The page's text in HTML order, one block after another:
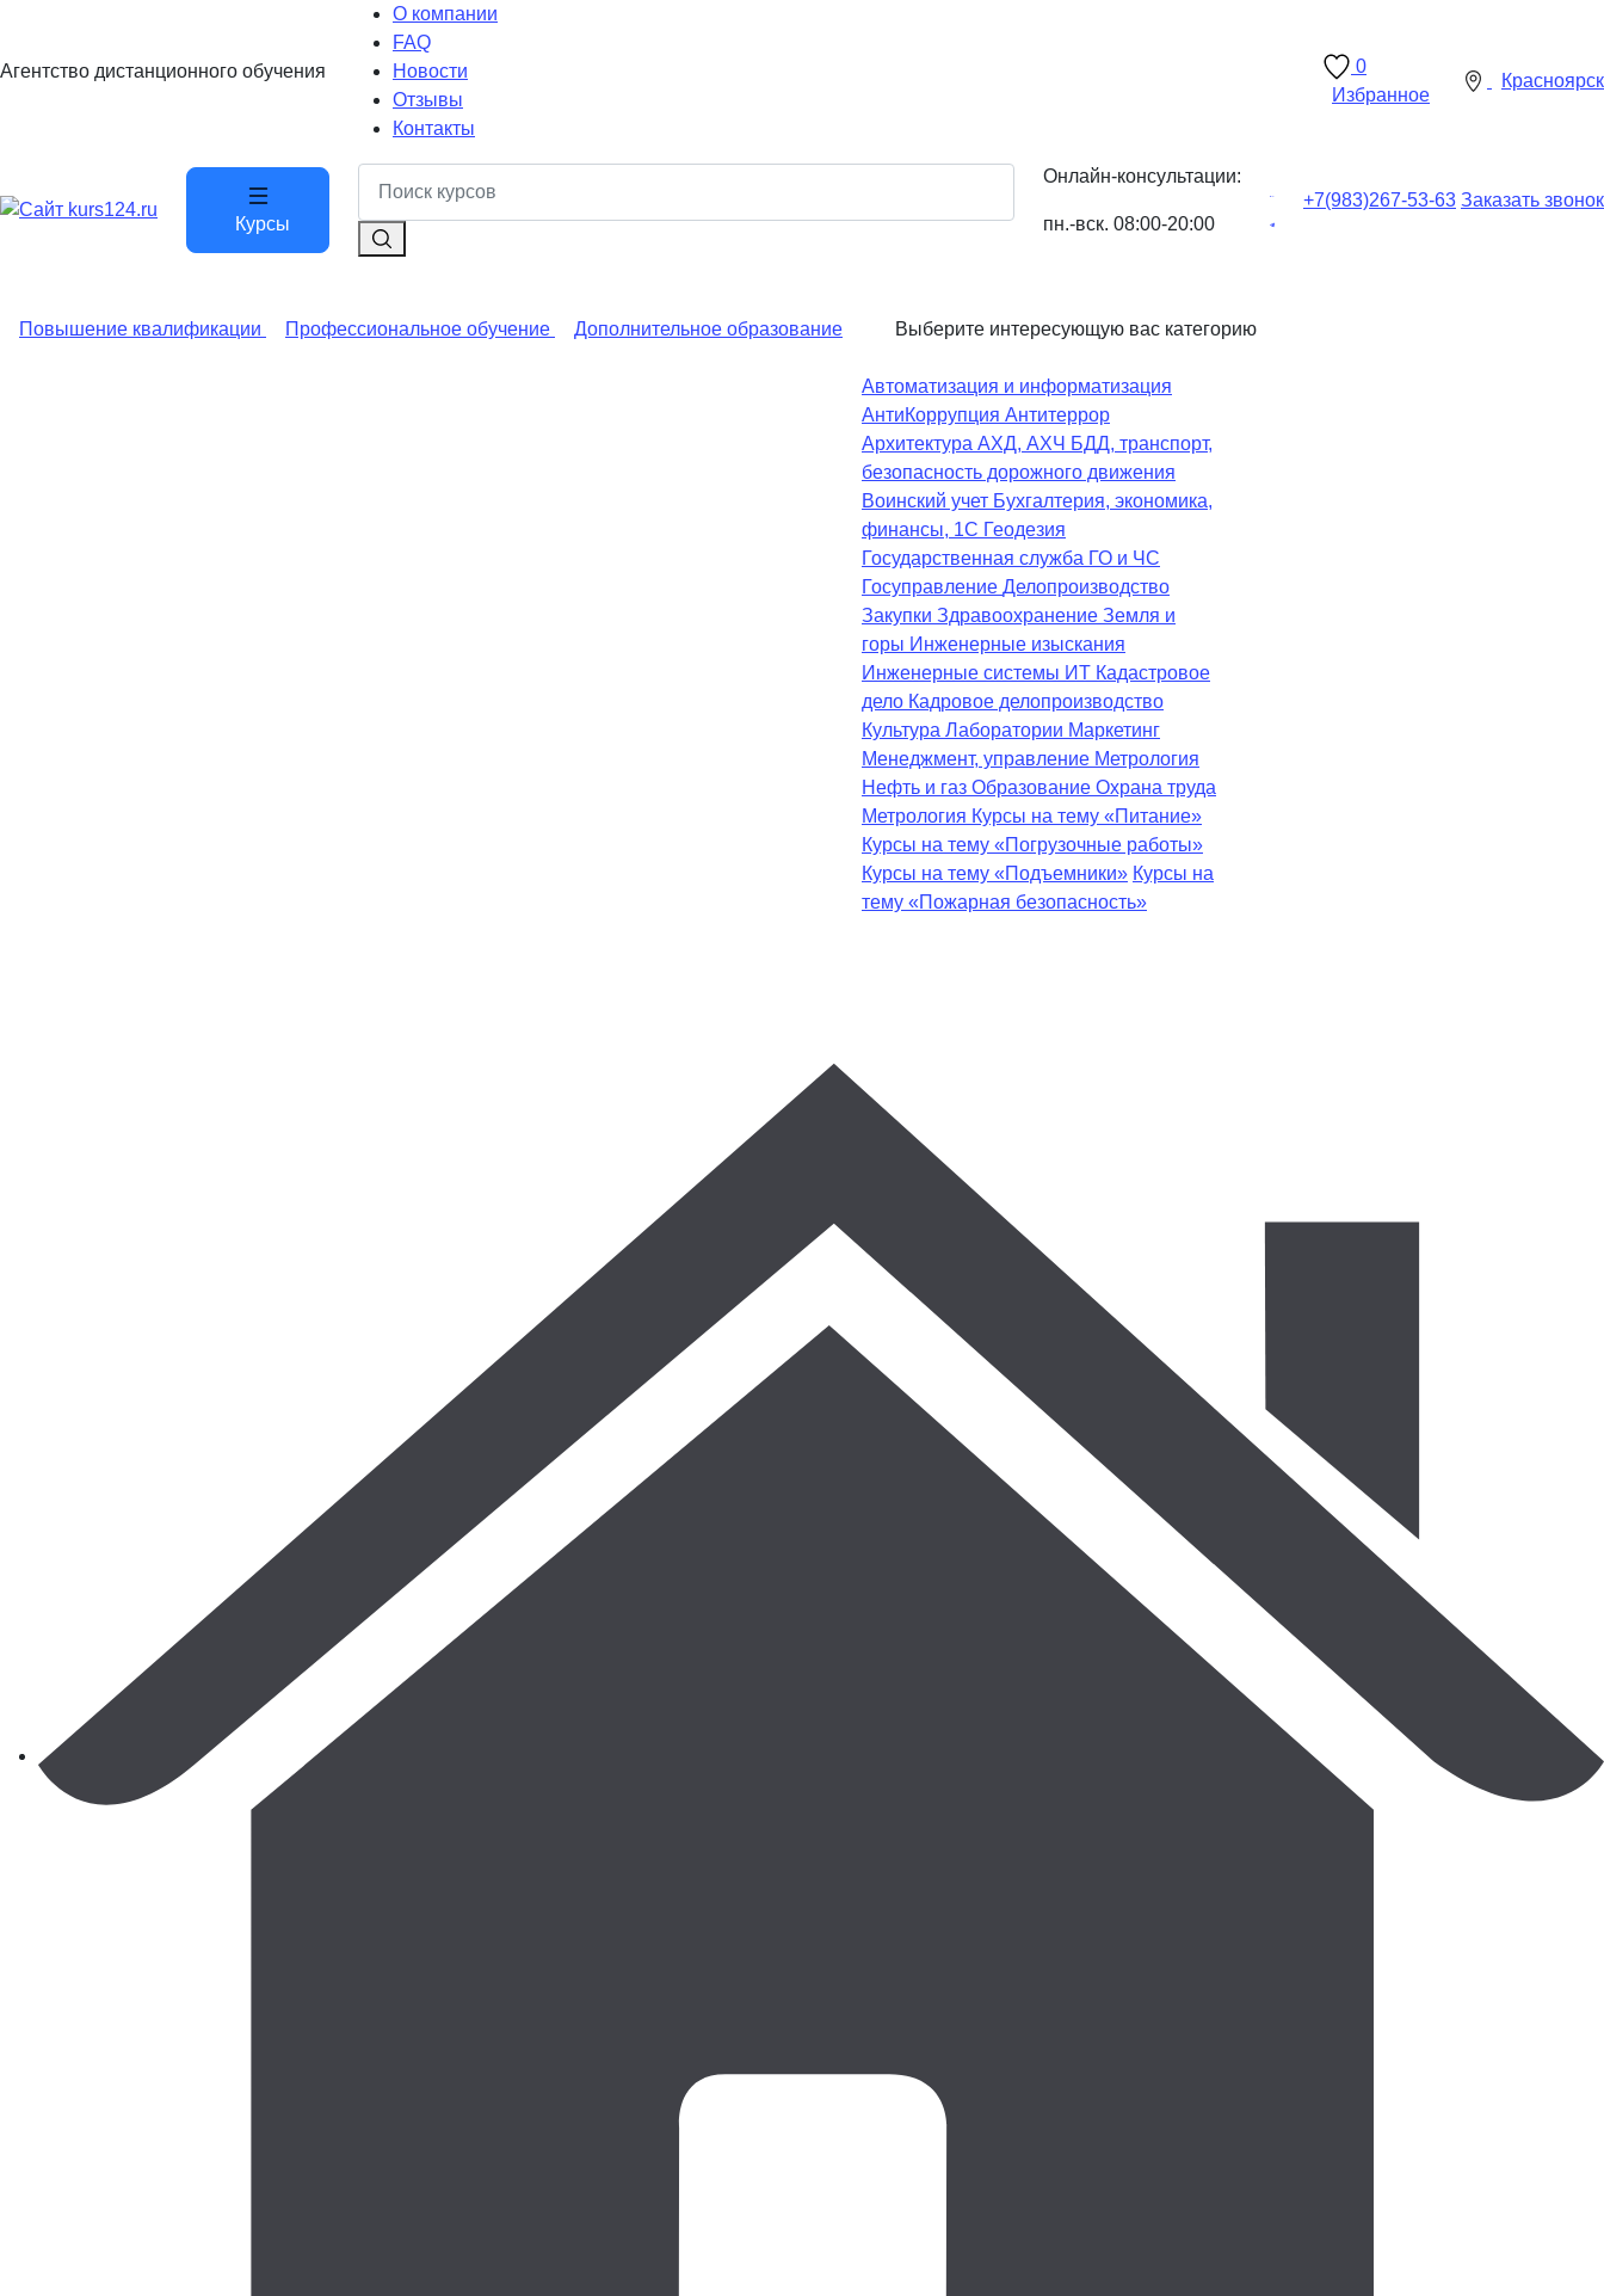
Агентство дистанционного обучения
О компании
FAQ
Новости
Отзывы
Контакты
0
Избранное
Красноярск
Курсы
Онлайн-консультации:
пн.-вск. 08:00-20:00
+7(983)267-53-63 Заказать звонок
Повышение квалификации Профессиональное обучение Дополнительное образование Выберите интересующую вас категорию
Автоматизация и информатизация
АнтиКоррупция Антитеррор
Архитектура АХД, АХЧ БДД, транспорт,
безопасность дорожного движения
Воинский учет Бухгалтерия, экономика,
финансы, 1С Геодезия
Государственная служба ГО и ЧС
Госуправление Делопроизводство
Закупки Здравоохранение Земля и
горы Инженерные изыскания
Инженерные системы ИТ Кадастровое
дело Кадровое делопроизводство
Культура Лаборатории Маркетинг
Менеджмент, управление Метрология
Нефть и газ Образование Охрана труда
Метрология Курсы на тему «Питание»
Курсы на тему «Погрузочные работы»
Курсы на тему «Подъемники» Курсы на
тему «Пожарная безопасность»